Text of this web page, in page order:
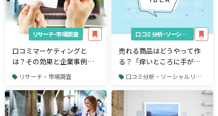
リサーチ・市場調査
口コミマーケティングと
は？その効果と企業事例を
紹介リサーチ・市場調査
口コミ分析・ソーシャルリスニング
売れる商品はどうやって作
る？「痒いところに手が届
く」を意識してみよう
口コミ分析・ソーシャルリスニング